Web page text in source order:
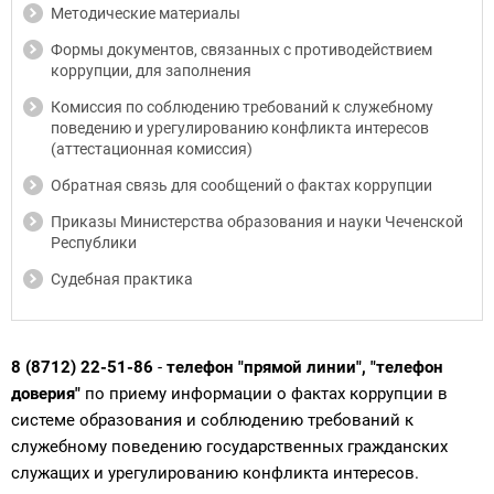
Методические материалы
Формы документов, связанных с противодействием
коррупции, для заполнения
Комиссия по соблюдению требований к служебному
поведению и урегулированию конфликта интересов
(аттестационная комиссия)
Обратная связь для сообщений о фактах коррупции
Приказы Министерства образования и науки Чеченской
Республики
Судебная практика
8 (8712) 22-51-86 - телефон "прямой линии", "телефон
доверия" по приему информации о фактах коррупции в
системе образования и соблюдению требований к
служебному поведению государственных гражданских
служащих и урегулированию конфликта интересов.